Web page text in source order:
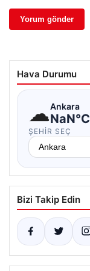
Hava Durumu
☁Ankara
NaN°C
ŞEHIR SEÇ
Bizi Takip Edin